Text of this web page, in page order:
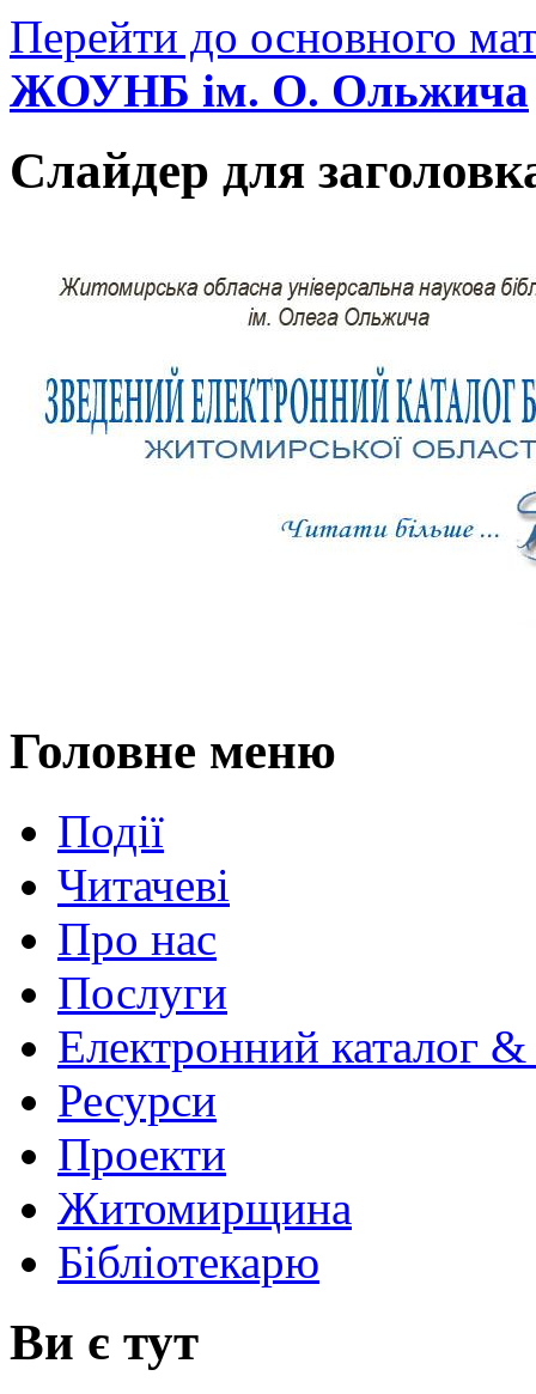
Перейти до основного
ЖОУНБ ім. О. Ольжича
Слайдер для
Головне меню
Події
Читачеві
Про нас
Послуги
Електронний каталог
Ресурси
Проекти
Житомирщина
Бібліотекарю
Ви є тут